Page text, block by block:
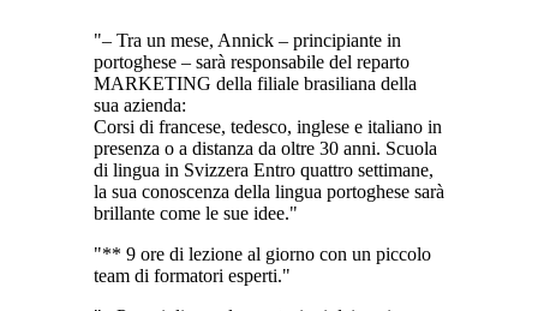
– Tra un mese, Annick – principiante in
portoghese – sarà responsabile del reparto
MARKETING della filiale brasiliana della
sua azienda:
Corsi di francese, tedesco, inglese e italiano in
presenza o a distanza da oltre 30 anni. Scuola
di lingua in Svizzera Entro quattro settimane,
la sua conoscenza della lingua portoghese sarà
brillante come le sue idee.
** 9 ore di lezione al giorno con un piccolo
team di formatori esperti.